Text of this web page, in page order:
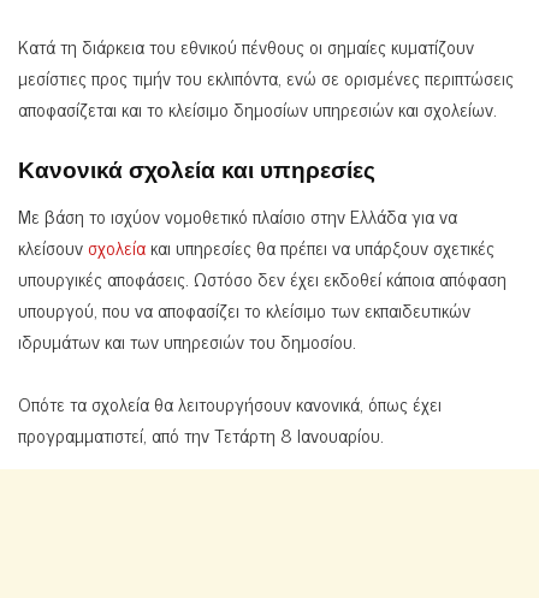
Κατά τη διάρκεια του εθνικού πένθους οι σημαίες κυματίζουν
μεσίστιες προς τιμήν του εκλιπόντα, ενώ σε ορισμένες περιπτώσεις
αποφασίζεται και το κλείσιμο δημοσίων υπηρεσιών και σχολείων.
Κανονικά σχολεία και υπηρεσίες
Με βάση το ισχύον νομοθετικό πλαίσιο στην Ελλάδα για να
κλείσουνσχολείακαι υπηρεσίες θα πρέπει να υπάρξουν σχετικές
υπουργικές αποφάσεις. Ωστόσο δεν έχει εκδοθεί κάποια απόφαση
υπουργού, που να αποφασίζει το κλείσιμο των εκπαιδευτικών
ιδρυμάτων και των υπηρεσιών του δημοσίου.
Οπότε τα σχολεία θα λειτουργήσουν κανονικά, όπως έχει
προγραμματιστεί, από την Τετάρτη 8 Ιανουαρίου.